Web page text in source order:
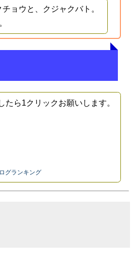
ョウと、クジャクバト。
たら1クリックお願いします。
グランキング